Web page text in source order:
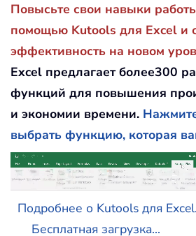
Повысьте свои навыки
помощью Kutools для Excel и
эффективность на новом
Excel предлагает более300
функций для повышения
и экономии времени.
выбрать функцию, которая
Подробнее о Kutools для
Бесплатная загрузка...